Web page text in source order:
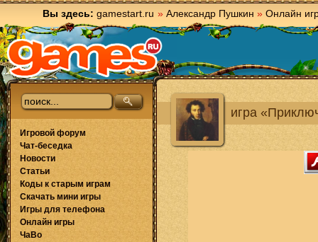
Вы здесь: gamestart.ru » Александр Пушкин » Онлайн
игра
Игровой форум
Чат-беседка
Новости
Статьи
Коды к старым играм
Скачать мини игры
Игры для телефона
Онлайн игры
ЧаВо